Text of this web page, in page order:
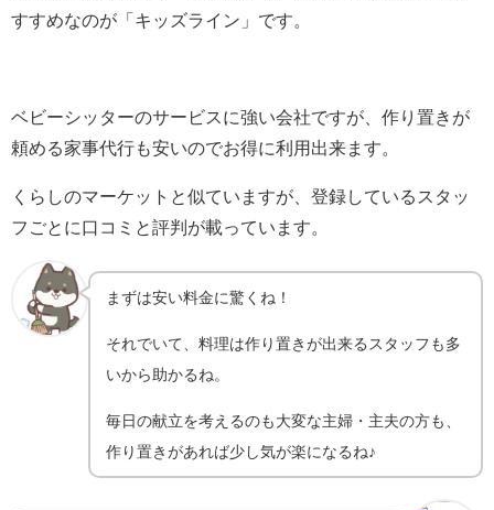
すすめなのが「キッズライン」です。
ベビーシッターのサービスに強い会社ですが、作り置きが
頼める家事代行も安いのでお得に利用出来ます。
くらしのマーケットと似ていますが、登録しているスタッ
フごとに口コミと評判が載っています。
まずは安い料金に驚くね！
それでいて、料理は作り置きが出来るスタッフも多
いから助かるね。
毎日の献立を考えるのも大変な主婦・主夫の方も、
作り置きがあれば少し気が楽になるね♪